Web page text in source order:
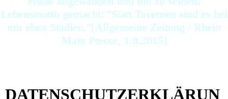
Lebensmotto gemacht: "Statt Tavernen sind es bei
mir eben Stadien."[Allgemeine Zeitung / Rhein
Main Presse, 1.8.2015]
DATENSCHUTZERKLÄRUN